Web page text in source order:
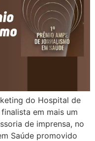
do Hospital de
em mais um
de imprensa, no
Saúde promovido